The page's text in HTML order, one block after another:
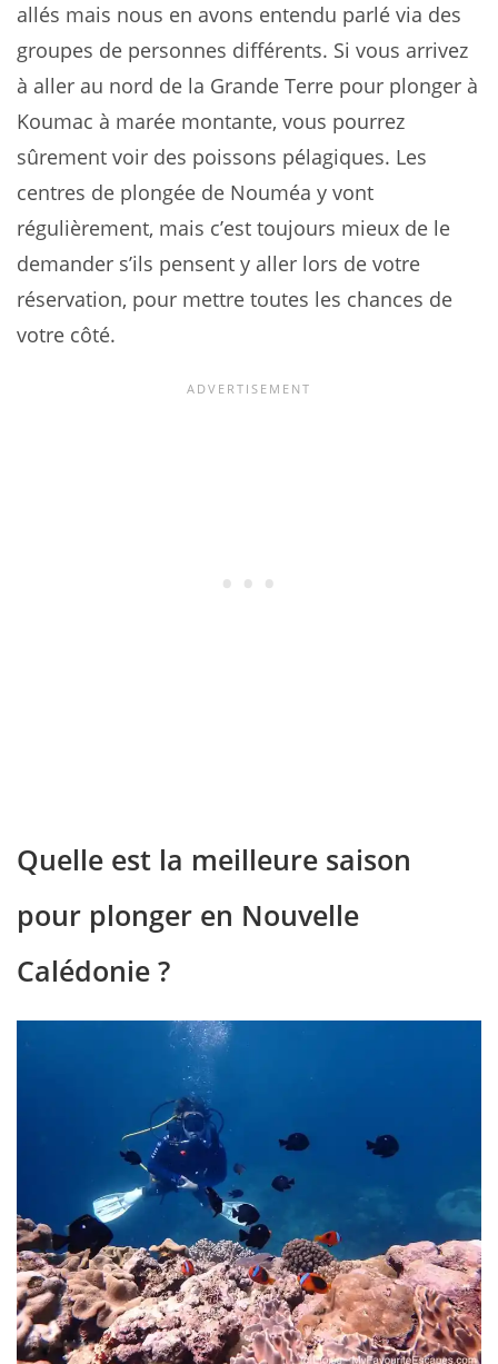
allés mais nous en avons entendu parlé via des
groupes de personnes différents. Si vous arrivez
à aller au nord de la Grande Terre pour plonger à
Koumac à marée montante, vous pourrez
sûrement voir des poissons pélagiques. Les
centres de plongée de Nouméa y vont
régulièrement, mais c’est toujours mieux de le
demander s’ils pensent y aller lors de votre
réservation, pour mettre toutes les chances de
votre côté.
Quelle est la meilleure saison
pour plonger en Nouvelle
Calédonie ?